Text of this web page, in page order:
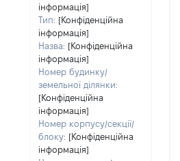
інформація]
Тип: [Конфіденційна
інформація]
Назва: [Конфіденційна
інформація]
Номер будинку/
земельної ділянки:
[Конфіденційна
інформація]
Номер корпусу/секції/
блоку: [Конфіденційна
інформація]